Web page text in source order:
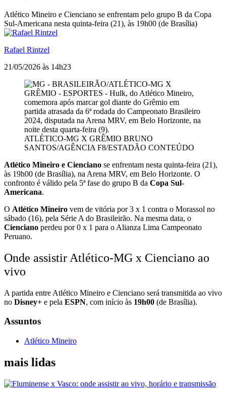
Atlético Mineiro e Cienciano se enfrentam pelo grupo B da Copa
Sul-Americana nesta quinta-feira (21), às 19h00 (de Brasília)
Rafael Rintzel
21/05/2026 às 14h23
ATLÉTICO-MG X GRÊMIO BRUNO
SANTOS/AGÊNCIA F8/ESTADÃO CONTEÚDO
Atlético Mineiro e Cienciano se enfrentam nesta quinta-feira (21),
às 19h00 (de Brasília), na Arena MRV, em Belo Horizonte. O
confronto é válido pela 5ª fase do grupo B da Copa Sul-
Americana.
O Atlético Mineiro vem de vitória por 3 x 1 contra o Morassol no
sábado (16), pela Série A do Brasileirão. Na mesma data, o
Cienciano perdeu por 0 x 1 para o Alianza Lima Campeonato
Peruano.
Onde assistir Atlético-MG x Cienciano ao
vivo
A partida entre Atlético Mineiro e Cienciano será transmitida ao vivo
no Disney+ e pela ESPN, com início às 19h00 (de Brasília).
Assuntos
Atlético Mineiro
mais lidas